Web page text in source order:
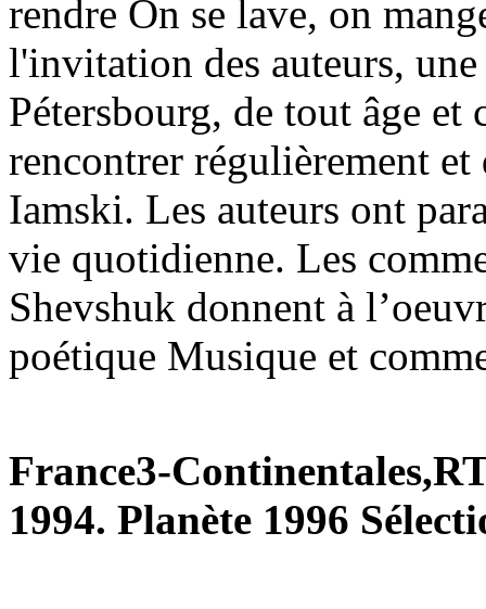
rendre On se lave, on
l'invitation des auteurs,
Pétersbourg, de tout âge
rencontrer régulièrement
Iamski. Les auteurs ont
vie quotidienne. Les
Shevshuk donnent à
poétique Musique et
France3-
1994. Planète 1996